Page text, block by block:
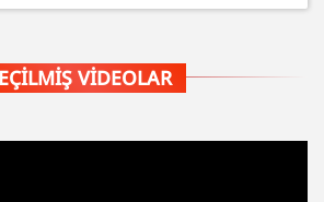
VIDEOLAR